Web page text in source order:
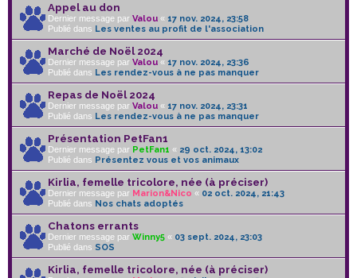
Appel au don
Dernier message par Valou « 17 nov. 2024, 23:58
Publié dans Les ventes au profit de l'association
Marché de Noël 2024
Dernier message par Valou « 17 nov. 2024, 23:36
Publié dans Les rendez-vous à ne pas manquer
Repas de Noël 2024
Dernier message par Valou « 17 nov. 2024, 23:31
Publié dans Les rendez-vous à ne pas manquer
Présentation PetFan1
Dernier message par PetFan1 « 29 oct. 2024, 13:02
Publié dans Présentez vous et vos animaux
Kirlia, femelle tricolore, née (à préciser)
Dernier message par Marion&Nico « 02 oct. 2024, 21:43
Publié dans Nos chats adoptés
Chatons errants
Dernier message par Winny5 « 03 sept. 2024, 23:03
Publié dans SOS
Kirlia, femelle tricolore, née (à préciser)